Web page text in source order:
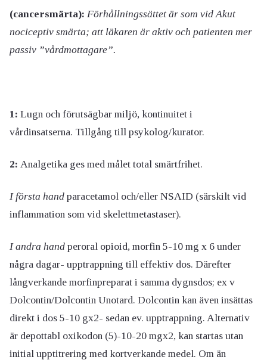
(cancersmärta): Förhållningssättet är som vid Akut
nociceptiv smärta; att läkaren är aktiv och patienten mer
passiv ”vårdmottagare”.
1: Lugn och förutsägbar miljö, kontinuitet i
vårdinsatserna. Tillgång till psykolog/kurator.
2: Analgetika ges med målet total smärtfrihet.
I första hand paracetamol och/eller NSAID (särskilt vid
inflammation som vid skelettmetastaser).
I andra hand peroral opioid, morfin 5-10 mg x 6 under
några dagar- upptrappning till effektiv dos. Därefter
långverkande morfinpreparat i samma dygnsdos; ex v
Dolcontin/Dolcontin Unotard. Dolcontin kan även insättas
direkt i dos 5-10 gx2- sedan ev. upptrappning. Alternativ
är depottabl oxikodon (5)-10-20 mgx2, kan startas utan
initial upptitrering med kortverkande medel. Om än